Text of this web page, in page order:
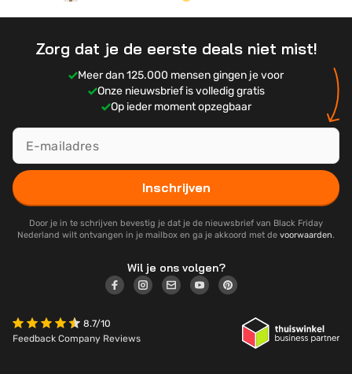
Zorg dat je de eerste deals niet mist!
Meer dan 125.000 mensen gingen je voor
Onze nieuwsbrief is volledig gratis
Op ieder moment opzegbaar
Inschrijven
Door je in te schrijven bevestig je dat je de nieuwsbrief van Black Friday
Nederland wilt ontvangen in je mailbox en ga je akkoord met de voorwaarden.
Wil je ons volgen?
8.7/10
Feedback Company Reviews